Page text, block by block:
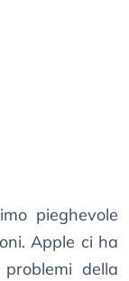
pieghevole
Apple ci ha
della